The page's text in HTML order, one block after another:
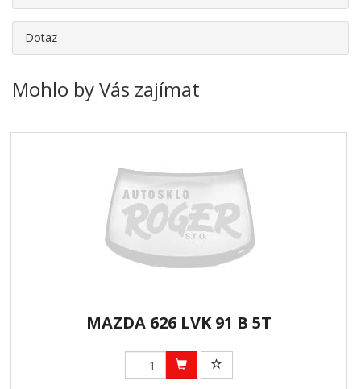
Dotaz
Mohlo by Vás zajímat
MAZDA 626 LVK 91 B 5T